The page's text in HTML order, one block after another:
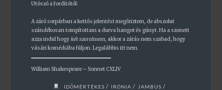
Utószó a fordítótól:
A záró sorpárban a kettős jelentést megőriztem, de abszolut
szándékosan tompítottam a durva hangot és gúnyt. Ha a szonett
azza indul hogykét szerelmem, akkor a zárás nem szabad, hogy
vásári komédiába fúljon. Legalábbis itt nem.
William Shakespeare – Sonnet CXLIV
IDŐMÉRTÉKES / IRÓNIA / JAMBUS /